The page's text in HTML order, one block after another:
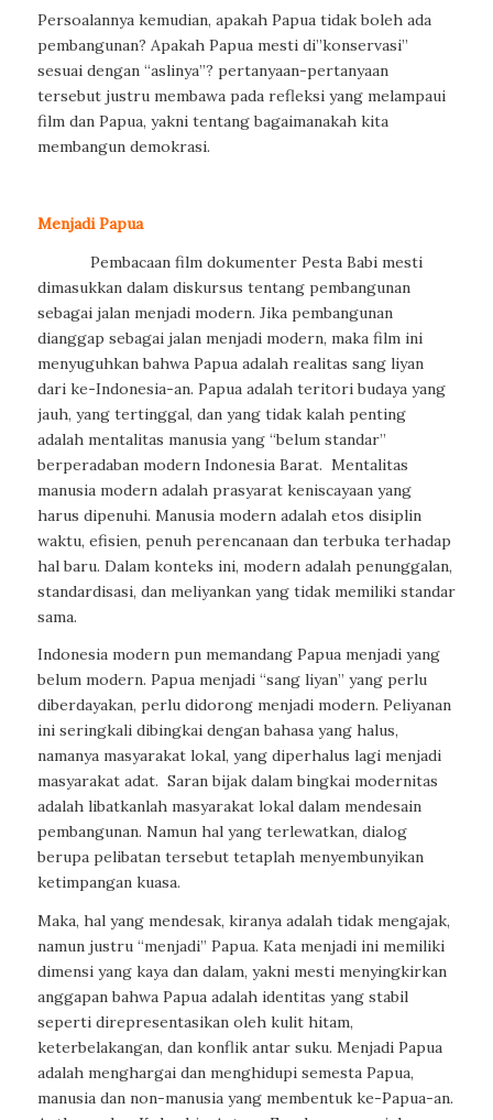
Persoalannya kemudian, apakah Papua tidak boleh ada
pembangunan? Apakah Papua mesti di”konservasi”
sesuai dengan “aslinya”? pertanyaan-pertanyaan
tersebut justru membawa pada refleksi yang melampaui
film dan Papua, yakni tentang bagaimanakah kita
membangun demokrasi.
Menjadi Papua
Pembacaan film dokumenter Pesta Babi mesti
dimasukkan dalam diskursus tentang pembangunan
sebagai jalan menjadi modern. Jika pembangunan
dianggap sebagai jalan menjadi modern, maka film ini
menyuguhkan bahwa Papua adalah realitas sang liyan
dari ke-Indonesia-an. Papua adalah teritori budaya yang
jauh, yang tertinggal, dan yang tidak kalah penting
adalah mentalitas manusia yang “belum standar”
berperadaban modern Indonesia Barat. Mentalitas
manusia modern adalah prasyarat keniscayaan yang
harus dipenuhi. Manusia modern adalah etos disiplin
waktu, efisien, penuh perencanaan dan terbuka terhadap
hal baru. Dalam konteks ini, modern adalah penunggalan,
standardisasi, dan meliyankan yang tidak memiliki standar
sama.
Indonesia modern pun memandang Papua menjadi yang
belum modern. Papua menjadi “sang liyan” yang perlu
diberdayakan, perlu didorong menjadi modern. Peliyanan
ini seringkali dibingkai dengan bahasa yang halus,
namanya masyarakat lokal, yang diperhalus lagi menjadi
masyarakat adat. Saran bijak dalam bingkai modernitas
adalah libatkanlah masyarakat lokal dalam mendesain
pembangunan. Namun hal yang terlewatkan, dialog
berupa pelibatan tersebut tetaplah menyembunyikan
ketimpangan kuasa.
Maka, hal yang mendesak, kiranya adalah tidak mengajak,
namun justru “menjadi” Papua. Kata menjadi ini memiliki
dimensi yang kaya dan dalam, yakni mesti menyingkirkan
anggapan bahwa Papua adalah identitas yang stabil
seperti direpresentasikan oleh kulit hitam,
keterbelakangan, dan konflik antar suku. Menjadi Papua
adalah menghargai dan menghidupi semesta Papua,
manusia dan non-manusia yang membentuk ke-Papua-an.